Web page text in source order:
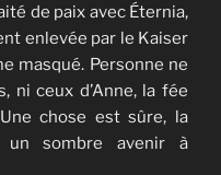
de paix avec Éternia,
enlevée par le Kaiser
masqué. Personne ne
ni ceux d’Anne, la fée
chose est sûre, la
un sombre avenir à